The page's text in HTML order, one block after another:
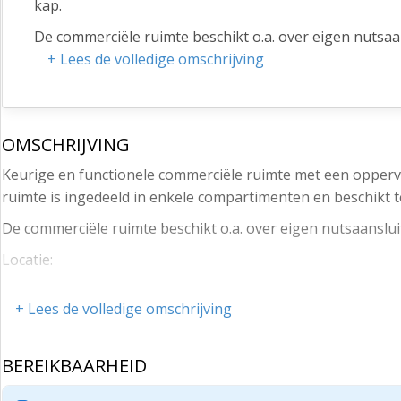
kap.
De commerciële ruimte beschikt o.a. over eigen
Locatie:
vervoer uitstekend bereikbaar.
Afmetingen:
Ca. 41 m² commerciële ruimte op de begane grond,
Parkeren:
Ruime gratis openbare parkeergelegenheid aan de
Bestemming:
Horeca is gezien de ligging niet wenselijk en derhalve
+ Lees de volledige omschrijving
OMSCHRIJVING
Keurige en functionele commerciële ruimte met een
ruimte is ingedeeld in enkele compartimenten en
De commerciële ruimte beschikt o.a. over eigen
Locatie:
Sliedrecht, nabij de kruising Rembrandtlaan en
Afmetingen:
+ Lees de volledige omschrijving
BEREIKBAARHEID